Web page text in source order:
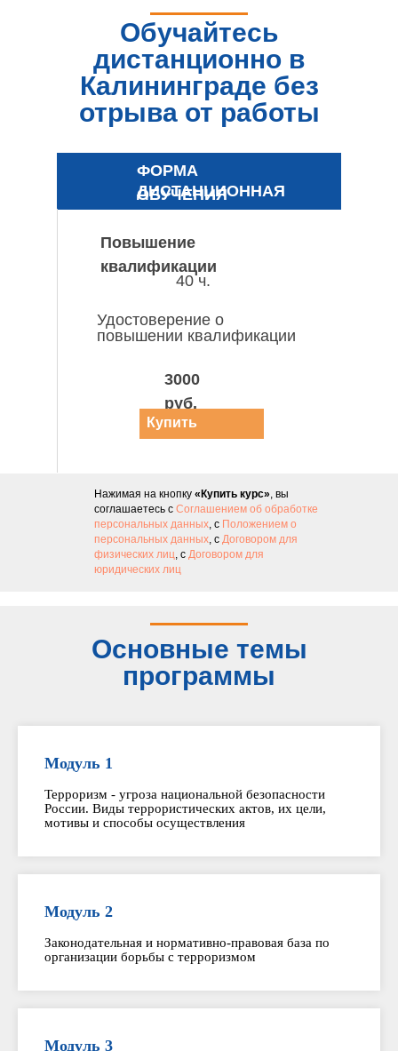
Обучайтесь
дистанционно в
Калининграде без
отрыва от работы
ФОРМА
ОБУЧЕНИЯ
ДИСТАНЦИОННАЯ
Повышение
квалификации
Удостоверение о
повышении квалификации
40 ч.
3000
руб.
Купить
курс
Нажимая на кнопку «Купить курс», вы
соглашаетесь с Соглашением об обработке
персональных данных, с Положением о
персональных данных, с Договором для
физических лиц, с Договором для
юридических лиц
Основные темы
программы
Модуль 1
Терроризм - угроза национальной безопасности
России. Виды террористических актов, их цели,
мотивы и способы осуществления
Модуль 2
Законодательная и нормативно-правовая база по
организации борьбы с терроризмом
Модуль 3